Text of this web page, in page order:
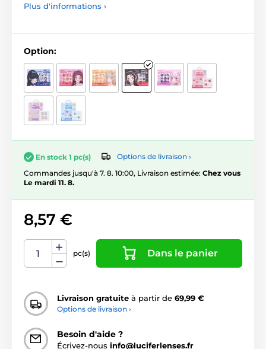
Plus d'informations ›
Option:
En stock 1 pc(s)
Options de livraison ›
Commandes jusqu'à 7. 8. 10:00, Livraison estimée: Chez vous
Le mardi 11. 8.
8,57 €
pc(s) Dans le panier
Livraison gratuite à partir de 69,99 €
Options de livraison ›
Besoin d'aide ?
Écrivez-nous info@luciferlenses.fr